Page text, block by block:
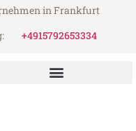
in Frankfurt
+4915792653334